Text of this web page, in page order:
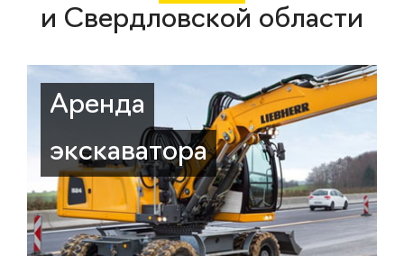
и Свердловской области
Аренда
экскаватора